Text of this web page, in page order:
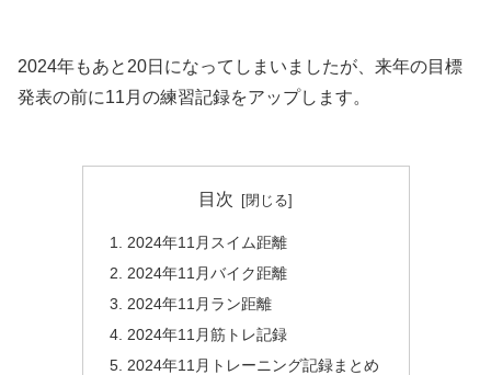
2024年もあと20日になってしまいましたが、来年の目標
発表の前に11月の練習記録をアップします。
目次
2024年11月スイム距離
2024年11月バイク距離
2024年11月ラン距離
2024年11月筋トレ記録
2024年11月トレーニング記録まとめ